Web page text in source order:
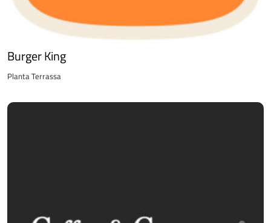
Burger King
Planta Terrassa